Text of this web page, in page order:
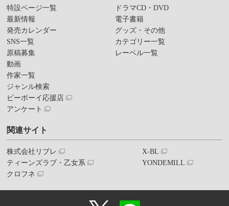
特設ページ一覧
最新情報
発売カレンダー
SNS一覧
原稿募集
動画
作家一覧
ジャンル検索
ビーボーイ応援店
アンケート
ドラマCD・DVD
電子書籍
グッズ・その他
カテゴリー一覧
レーベル一覧
関連サイト
株式会社リブレ
ティーンズラブ・乙女系
クロフネ
X-BL
YONDEMILL